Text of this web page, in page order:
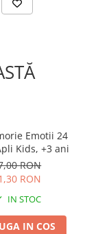
Emotii 24
Kids, +3 ani
RON
RON
IN STOC
IN COS